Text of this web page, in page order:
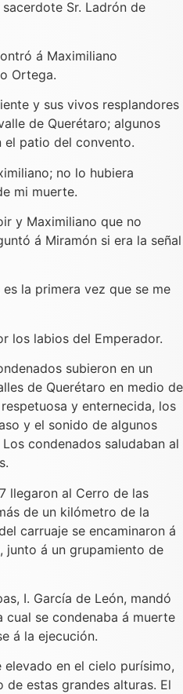
Sr. Ladrón de
á Maximiliano
Ortega.
y sus vivos resplandores
de Querétaro; algunos
el patio del convento.
no lo hubiera
mi muerte.
y Maximiliano que no
á Miramón si era la señal
la primera vez que se me
los labios del Emperador.
subieron en un
de Querétaro en medio de
y enternecida, los
y el sonido de algunos
condenados saludaban al
llegaron al Cerro de las
de un kilómetro de la
carruaje se encaminaron á
junto á un grupamiento de
I. García de León, mandó
cual se condenaba á muerte
á la ejecución.
en el cielo purísimo,
estas grandes alturas. El